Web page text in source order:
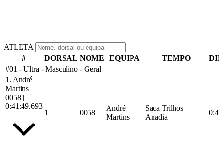
ATLETA
#
DORSAL NOME EQUIPA TEMPO
#01 - Ultra - Masculino - Geral
1. André
Martins
0058 |
0:41:49.693
1 0058
André
Martins
Saca Trilhos
Anadia